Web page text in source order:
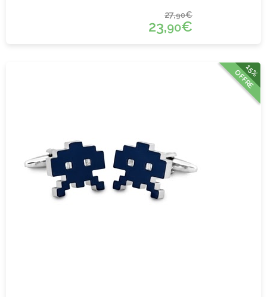
27,90€
23,90€
15%
OFFRE